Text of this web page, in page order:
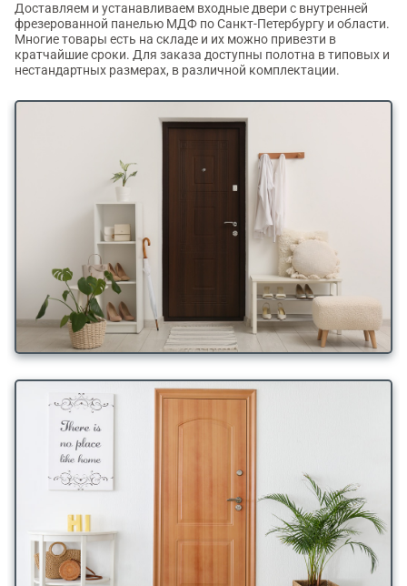
Доставляем и устанавливаем входные двери с внутренней
фрезерованной панелью МДФ по Санкт-Петербургу и области.
Многие товары есть на складе и их можно привезти в
кратчайшие сроки. Для заказа доступны полотна в типовых и
нестандартных размерах, в различной комплектации.